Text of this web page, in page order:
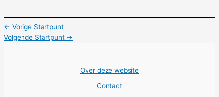
← Vorige Startpunt
Volgende Startpunt →
Over deze website
Contact